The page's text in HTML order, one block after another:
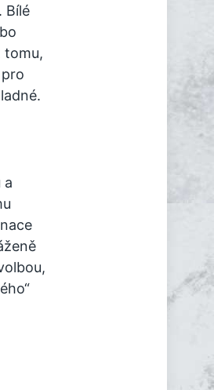
Bílé
tomu,
a